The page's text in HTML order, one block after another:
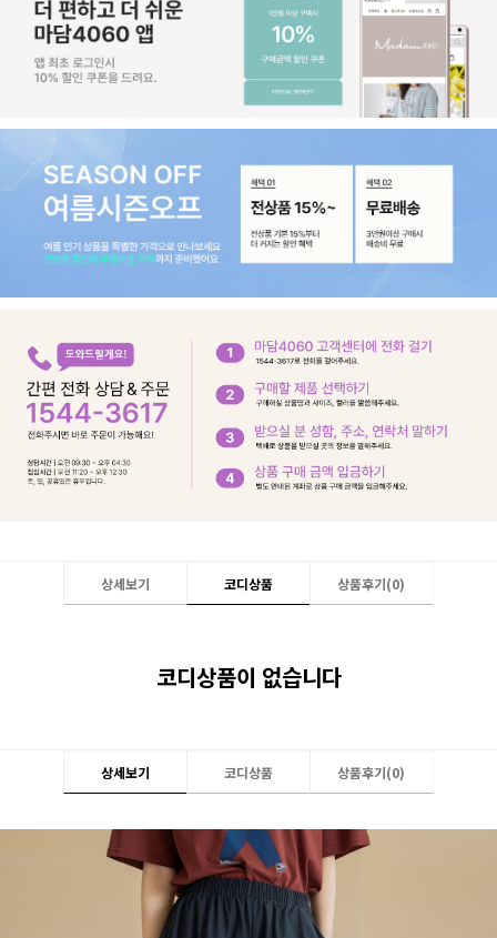
상세보기 코디상품 상품후기(0)
코디상품이 없습니다
상세보기 코디상품 상품후기(0)